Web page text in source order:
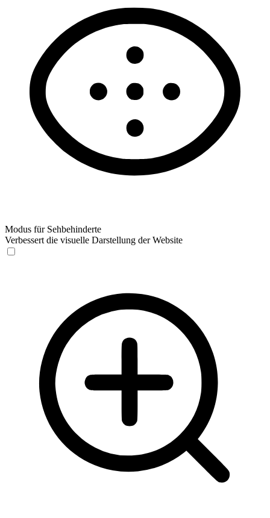
Modus für Sehbehinderte
Verbessert die visuelle Darstellung der Website